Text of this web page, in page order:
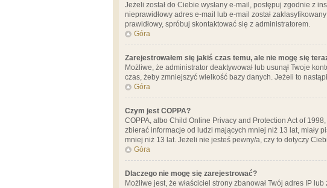
Jeżeli został do Ciebie wysłany e-mail, postępuj zgodnie z
nieprawidłowy adres e-mail lub e-mail został
prawidłowy, spróbuj skontaktować się z administratorem.
Góra
Zarejestrowałem się jakiś czas temu, ale nie mogę się
Możliwe, że administrator deaktywował lub usunął Twoje
czas, żeby zmniejszyć wielkość bazy danych. Jeżeli to
Góra
Czym jest COPPA?
COPPA, albo Child Online Privacy and Protection Act of
zbierać informacje od ludzi mających mniej niż 13 lat, miały
mniej niż 13 lat. Jeżeli nie jesteś pewny/a, czy to dotyczy
Góra
Dlaczego nie mogę się zarejestrować?
Możliwe jest, że właściciel strony zbanował Twój adres IP